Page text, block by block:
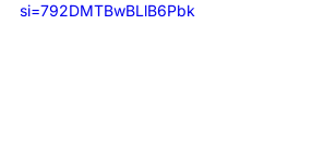
si=792DMTBwBLlB6Pbk